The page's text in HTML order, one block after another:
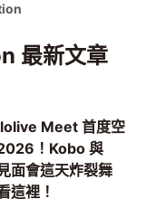
最新文章
Meet 首度空
！Kobo 與
面會這天炸裂舞
這裡！